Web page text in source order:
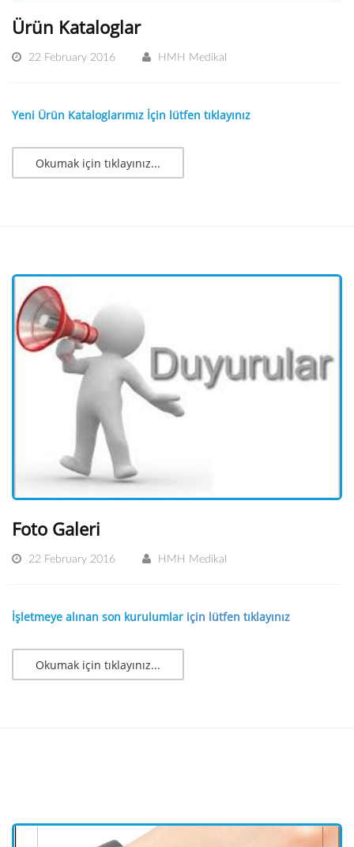
Ürün Kataloglar
22 February 2016 HMH Medikal
Yeni Ürün Kataloglarımız İçin lütfen tıklayınız
Okumak için tıklayınız...
Foto Galeri
22 February 2016 HMH Medikal
İşletmeye alınan son kurulumlar için lütfen tıklayınız
Okumak için tıklayınız...